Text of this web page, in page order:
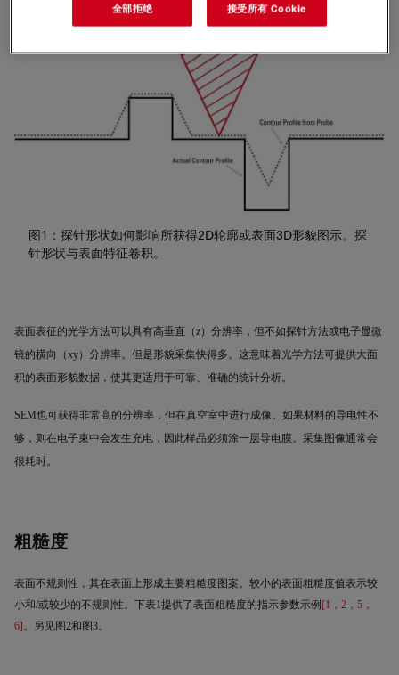
图1：探针形状如何影响所获得2D轮廓或表面3D形貌图示。探
针形状与表面特征卷积。
表面表征的光学方法可以具有高垂直（z）分辨率，但不如探针方法或电子显微
镜的横向（xy）分辨率。但是形貌采集快得多。这意味着光学方法可提供大面
积的表面形貌数据，使其更适用于可靠、准确的统计分析。
SEM也可获得非常高的分辨率，但在真空室中进行成像。如果材料的导电性不
够，则在电子束中会发生充电，因此样品必须涂一层导电膜。采集图像通常会
很耗时。
粗糙度
表面不规则性，其在表面上形成主要粗糙度图案。较小的表面粗糙度值表示较
小和/或较少的不规则性。下表1提供了表面粗糙度的指示参数示例 [1 ， 2 ， 5 ，
6] 。另见图2和图3。
全部拒绝 接受所有 Cookie